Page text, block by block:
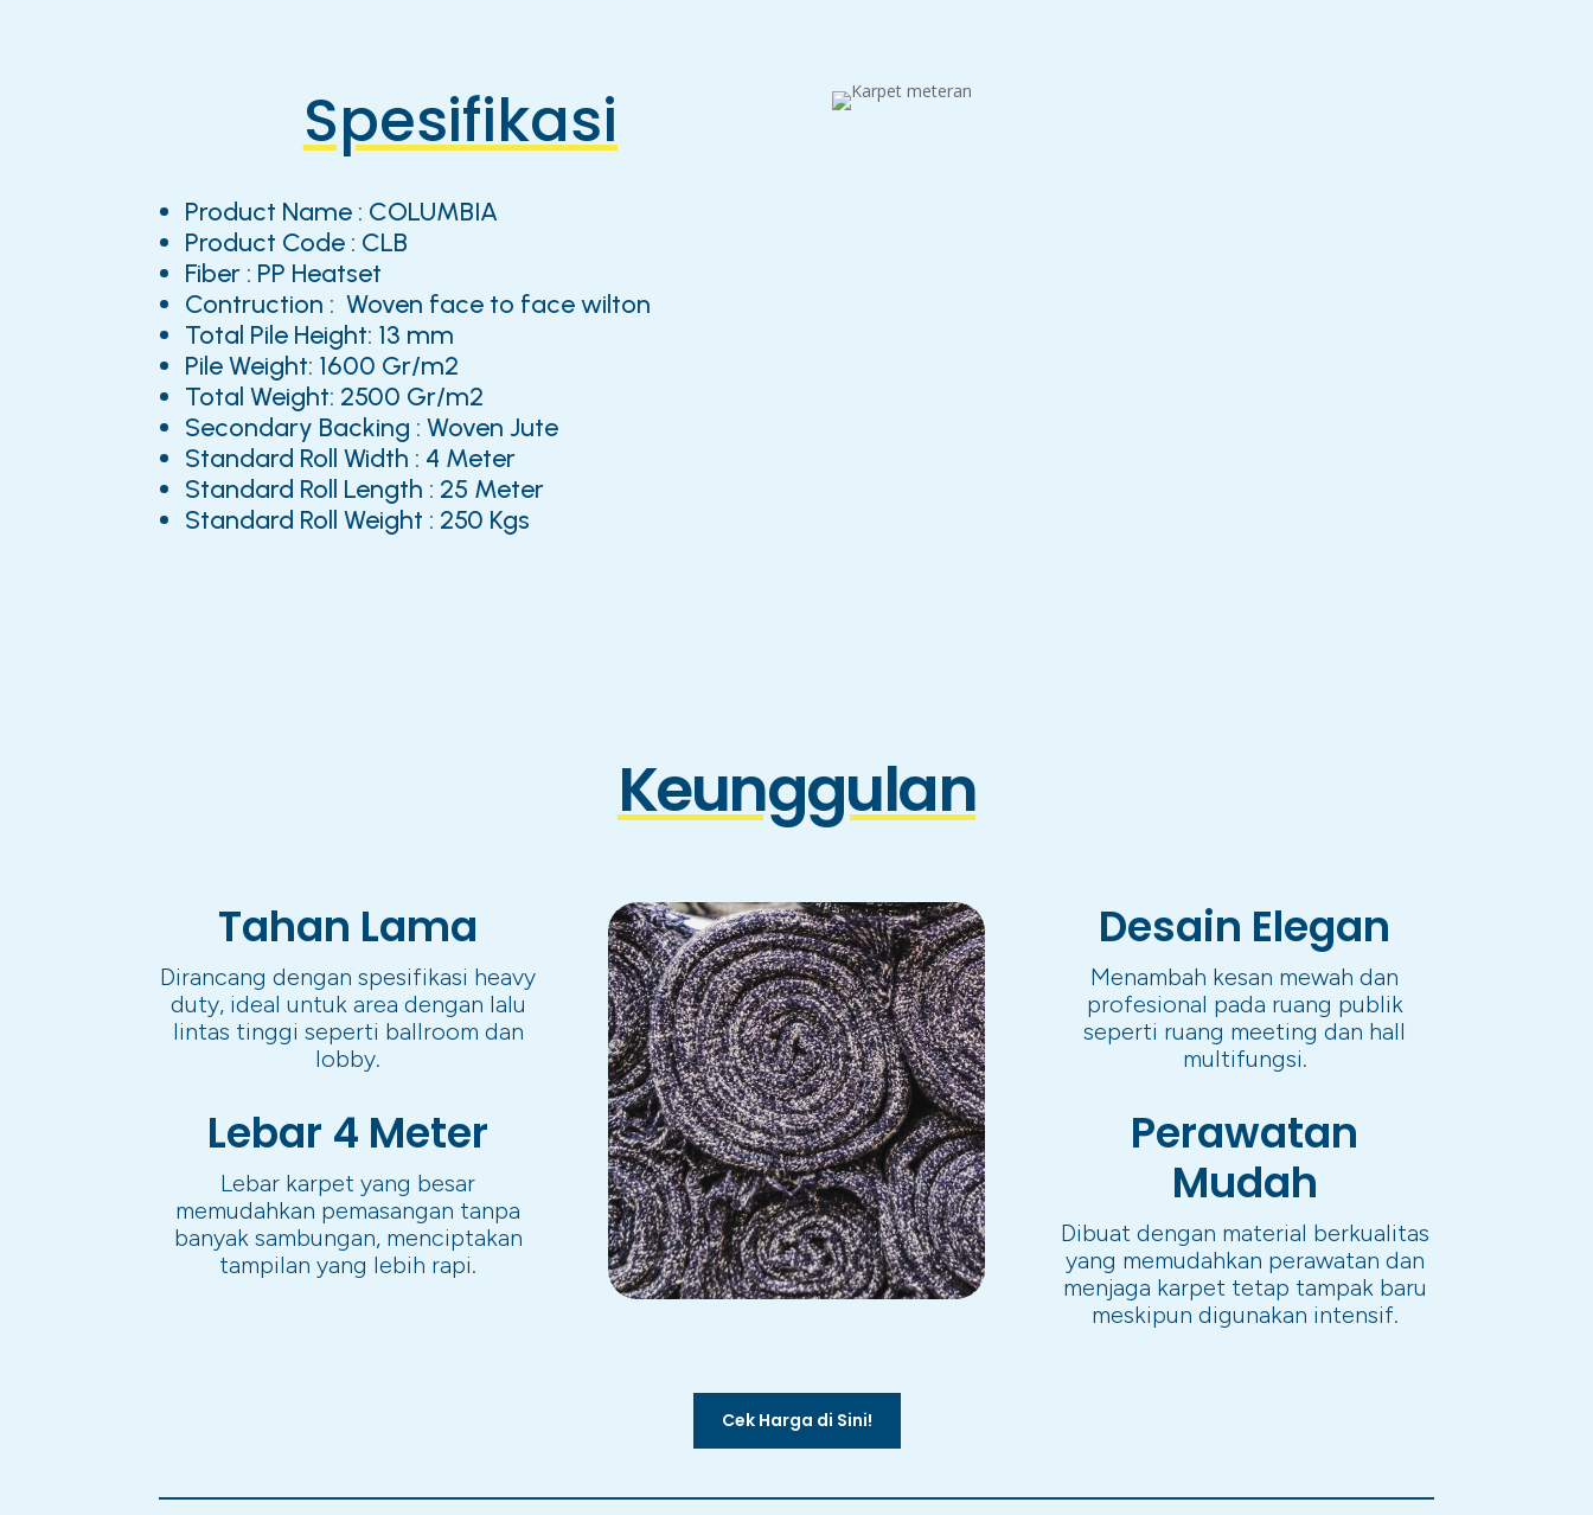
Spesifikasi
Product Name : COLUMBIA
Product Code : CLB
Fiber : PP Heatset
Contruction : Woven face to face wilton
Total Pile Height: 13 mm
Pile Weight: 1600 Gr/m2
Total Weight: 2500 Gr/m2
Secondary Backing : Woven Jute
Standard Roll Width : 4 Meter
Standard Roll Length : 25 Meter
Standard Roll Weight : 250 Kgs
Keunggulan
Tahan Lama
Dirancang dengan spesifikasi heavy
duty, ideal untuk area dengan lalu
lintas tinggi seperti ballroom dan
lobby.
Lebar 4 Meter
Lebar karpet yang besar
memudahkan pemasangan tanpa
banyak sambungan, menciptakan
tampilan yang lebih rapi.
Desain Elegan
Menambah kesan mewah dan
profesional pada ruang publik
seperti ruang meeting dan hall
multifungsi.
Perawatan
Mudah
Dibuat dengan material berkualitas
yang memudahkan perawatan dan
menjaga karpet tetap tampak baru
meskipun digunakan intensif.
Cek Harga di Sini!